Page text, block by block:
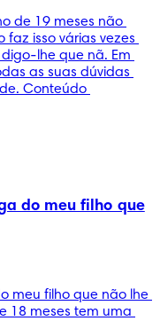
de 19 meses não
isso várias vezes
lhe que nã. Em
as suas dúvidas
Conteúdo
do meu filho que
meu filho que não lhe
18 meses tem uma